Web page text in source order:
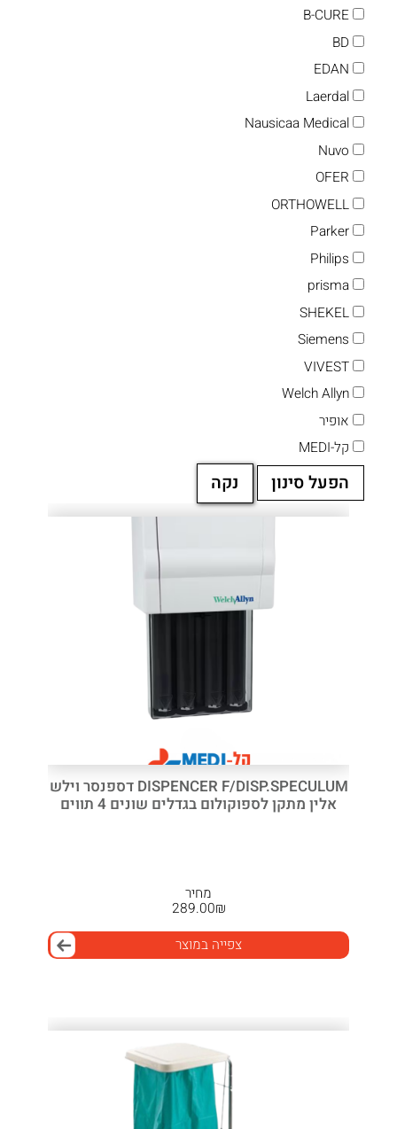
B-CURE
BD
EDAN
Laerdal
Nausicaa Medical
Nuvo
OFER
ORTHOWELL
Parker
Philips
prisma
SHEKEL
Siemens
VIVEST
Welch Allyn
אופיר
קל-MEDI
DISPENCER F/DISP.SPECULUM דספנסר וילש
אלין מתקן לספוקולום בגדלים שונים 4 תווים
מחיר
₪
289.00
צפייה במוצר